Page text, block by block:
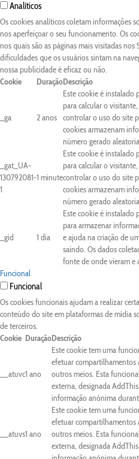
Analíticos
Os cookies analíticos coletam informações
nos aperfeiçoar o seu funcionamento. Os
nos quais são as páginas mais visitadas
dificuldades que os usuários sintam na
nossa publicidade é eficaz ou não.
Cookie
DuraçãoDescrição
_ga 2 anos
Este cookie é instalado
para calcular o
controlar o uso do site
cookies armazenam
número gerado
_gat_UA-
130792081-
1
1 minute
Este cookie é instalado
para calcular o
controlar o uso do site
cookies armazenam
número gerado
_gid 1 dia
Este cookie é instalado
para armazenar
e ajuda na criação de
saindo. Os dados
fonte de onde vieram e
Funcional
Funcional
Os cookies funcionais ajudam a realizar
conteúdo do site em plataformas de mídia
de terceiros.
Cookie DuraçãoDescrição
__atuvc1 ano
Este cookie tem uma
efetuar compartilhamentos
outros meios. Esta
externa, designada
informação anónima
__atuvs1 ano
Este cookie tem uma
efetuar compartilhamentos
outros meios. Esta
externa, designada